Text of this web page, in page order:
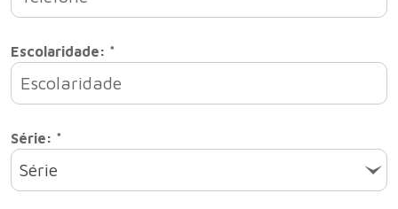
Escolaridade: *
Série: *
Série